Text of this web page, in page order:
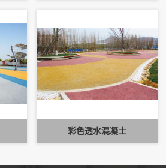
彩色透水混凝土